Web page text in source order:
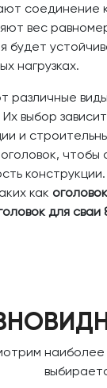
соединение
вес
будет
нагрузках.
различные
Их выбор
и
чтобы
как
для сваи
наиболее